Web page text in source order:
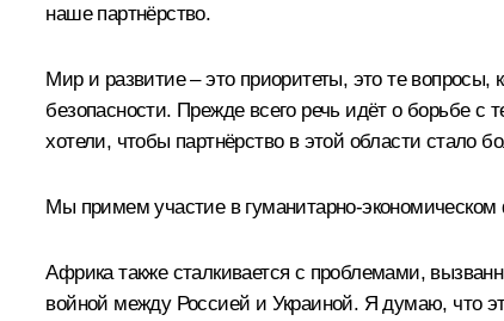
наше партнёрство.
Мир и развитие – это приоритеты, это те
безопасности. Прежде всего речь идёт о борьбе
хотели, чтобы партнёрство в этой области стало
Мы примем участие в гуманитарно-
Африка также сталкивается с проблемами,
войной между Россией и Украиной. Я думаю, что